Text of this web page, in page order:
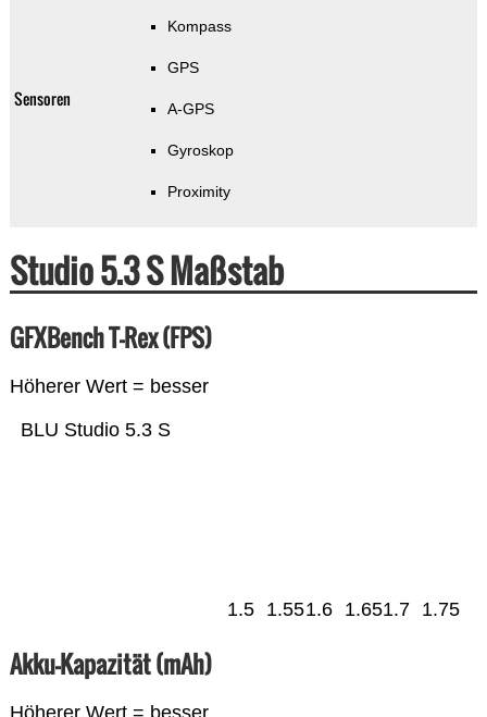
Sensoren
Kompass
GPS
A-GPS
Gyroskop
Proximity
Studio 5.3 S Maßstab
GFXBench T-Rex (FPS)
Höherer Wert = besser
BLU Studio 5.3 S
1.5 1.551.6 1.651.7 1.75
Akku-Kapazität (mAh)